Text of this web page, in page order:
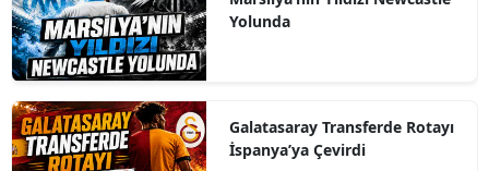
Yolunda
Galatasaray Transferde Rotayı
İspanya’ya Çevirdi